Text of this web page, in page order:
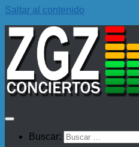
Saltar al contenido
Buscar: